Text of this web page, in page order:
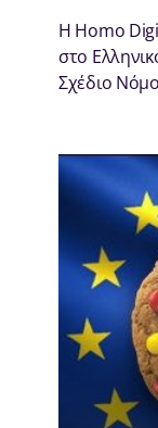
Η Homo
στο
Σχέδιο